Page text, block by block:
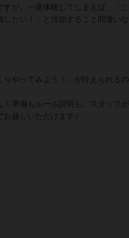
が、一度体験してしまえば、「こ
たい！」と没頭すること間違いな
りやってみよう！」が叶えられるの
！準備もルール説明も、スタッフが
越しいただけます♪